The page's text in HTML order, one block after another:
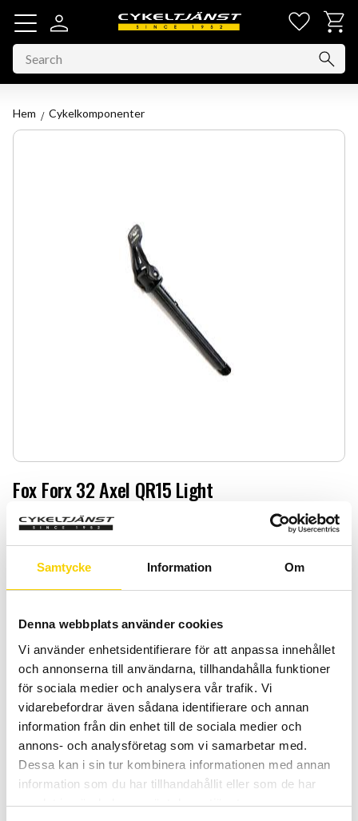
Samtycke Information Om
Denna webbplats använder cookies
Vi använder enhetsidentifierare för att anpassa innehållet
och annonserna till användarna, tillhandahålla funktioner
för sociala medier och analysera vår trafik. Vi
vidarebefordrar även sådana identifierare och annan
information från din enhet till de sociala medier och
annons- och analysföretag som vi samarbetar med.
Dessa kan i sin tur kombinera informationen med annan
information som du har tillhandahållit eller som de har
samlat in när du har använt deras tjänster.
Menu
Basket
Hem Cykelkomponenter
Fox Forx 32 Axel QR15 Light
Fox Forx 32 Axel QR15 Light
899:-
Quantity
-
BUY
Add
Certifierad cykelservice & Shimano Service Center
Stock status
To order